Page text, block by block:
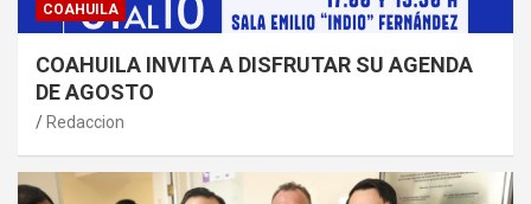
COAHUILA
COAHUILA INVITA A DISFRUTAR SU AGENDA
DE AGOSTO
Redaccion